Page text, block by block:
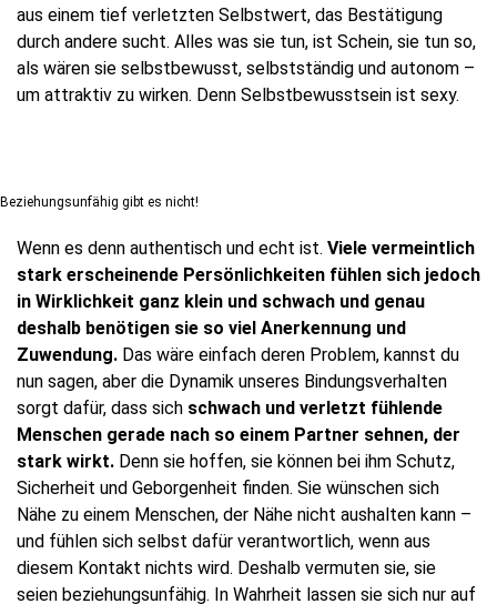
aus einem tief verletzten Selbstwert, das Bestätigung
durch andere sucht. Alles was sie tun, ist Schein, sie tun so,
als wären sie selbstbewusst, selbstständig und autonom –
um attraktiv zu wirken. Denn Selbstbewusstsein ist sexy.
Beziehungsunfähig gibt es nicht!
Wenn es denn authentisch und echt ist. Viele vermeintlich
stark erscheinende Persönlichkeiten fühlen sich jedoch
in Wirklichkeit ganz klein und schwach und genau
deshalb benötigen sie so viel Anerkennung und
Zuwendung. Das wäre einfach deren Problem, kannst du
nun sagen, aber die Dynamik unseres Bindungsverhalten
sorgt dafür, dass sich schwach und verletzt fühlende
Menschen gerade nach so einem Partner sehnen, der
stark wirkt. Denn sie hoffen, sie können bei ihm Schutz,
Sicherheit und Geborgenheit finden. Sie wünschen sich
Nähe zu einem Menschen, der Nähe nicht aushalten kann –
und fühlen sich selbst dafür verantwortlich, wenn aus
diesem Kontakt nichts wird. Deshalb vermuten sie, sie
seien beziehungsunfähig. In Wahrheit lassen sie sich nur auf